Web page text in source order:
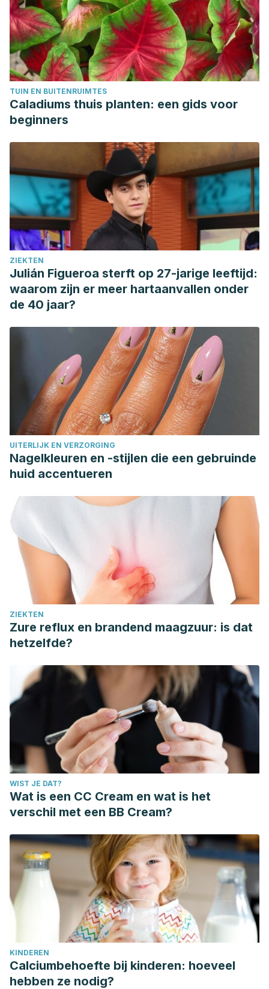
Complementary and Alternative
Medicine.https://www.hindawi.com/journals/ecam/aa/910168/
Chan, M. K., Chow, K. W., Lai, A. Y., Mak, N. K., Sze, J.
C., & Tsang, S. M.(2017). The effects of therapeutic hip
exercise with abdominal core activation on recruitment of
the hip muscles.BMC musculoskeletal disorders
313.
https://bmcmusculoskeletdisord.biomedcentral.com/
Vera-Garcia, F. J., Barbado, D., Flores-Parodi, B.,
Alonso-Roque, J. I., & Elvira, J. L. L.
(2016). Activación de
los músculos del tronco en ejercicios de estabilización
raquídea/Trunk muscle activation in spine stabilization
exercises.Revista Internacional de Medicina y Ciencias de
la Actividad Física y del Deporte,
(52).https://revistas.uam.es/rimcafd/article/view/3934
TUIN EN BUITENRUIMTES
Caladiums thuis planten: een gids voor
beginners
ZIEKTEN
Julián Figueroa sterft op 27-jarige leeftijd:
waarom zijn er meer hartaanvallen onder
de 40 jaar?
UITERLIJK EN VERZORGING
Nagelkleuren en -stijlen die een gebruinde
huid accentueren
ZIEKTEN
Zure reflux en brandend maagzuur: is dat
hetzelfde?
WIST JE DAT?
Wat is een CC Cream en wat is het
verschil met een BB Cream?
KINDEREN
Calciumbehoefte bij kinderen: hoeveel
hebben ze nodig?